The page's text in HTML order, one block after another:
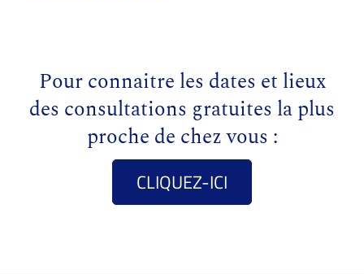
Pour connaitre les dates et lieux
des consultations gratuites la plus
proche de chez vous :
CLIQUEZ-ICI